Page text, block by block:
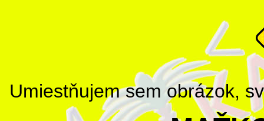
Umiestňujem sem obrázok,